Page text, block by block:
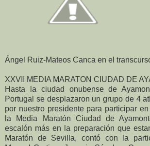
Ángel Ruiz-Mateos Canca en el
XXVII MEDIA MARATON CIUDAD DE
Hasta la ciudad onubense de
Portugal se desplazaron un grupo de 4
por nuestro presidente para participar
la Media Maratón Ciudad de
escalón más en la preparación que
Maratón de Sevilla, contó con la